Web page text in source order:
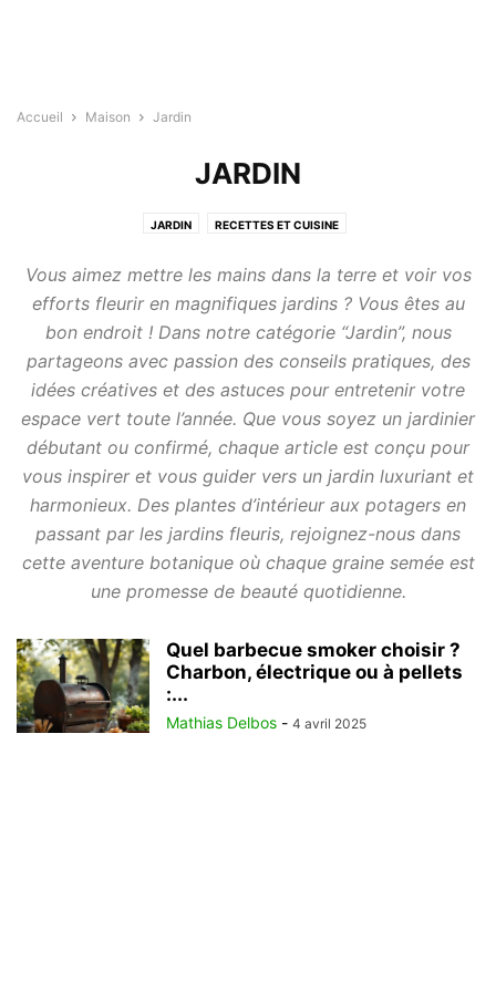
Accueil Maison Jardin
JARDIN
JARDIN RECETTES ET CUISINE
Vous aimez mettre les mains dans la terre et voir vos
efforts fleurir en magnifiques jardins ? Vous êtes au
bon endroit ! Dans notre catégorie “Jardin”, nous
partageons avec passion des conseils pratiques, des
idées créatives et des astuces pour entretenir votre
espace vert toute l’année. Que vous soyez un jardinier
débutant ou confirmé, chaque article est conçu pour
vous inspirer et vous guider vers un jardin luxuriant et
harmonieux. Des plantes d’intérieur aux potagers en
passant par les jardins fleuris, rejoignez-nous dans
cette aventure botanique où chaque graine semée est
une promesse de beauté quotidienne.
Quel barbecue smoker choisir ?
Charbon, électrique ou à pellets
:...
Mathias Delbos - 4 avril 2025